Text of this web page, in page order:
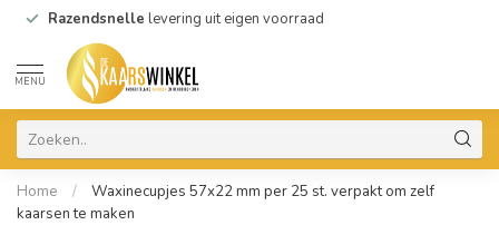
Razendsnelle levering uit eigen voorraad
MENU
Home /
Waxinecupjes 57x22 mm per 25 st. verpakt om zelf
kaarsen te maken